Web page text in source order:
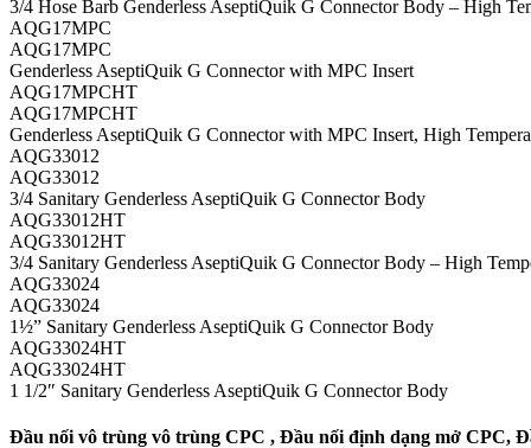
3/4 Hose Barb Genderless AseptiQuik G Connector Body – High
AQG17MPC
AQG17MPC
Genderless AseptiQuik G Connector with MPC Insert
AQG17MPCHT
AQG17MPCHT
Genderless AseptiQuik G Connector with MPC Insert, High
AQG33012
AQG33012
3/4 Sanitary Genderless AseptiQuik G Connector Body
AQG33012HT
AQG33012HT
3/4 Sanitary Genderless AseptiQuik G Connector Body – High
AQG33024
AQG33024
1½” Sanitary Genderless AseptiQuik G Connector Body
AQG33024HT
AQG33024HT
1 1/2″ Sanitary Genderless AseptiQuik G Connector Body
Đầu nối vô trùng vô trùng CPC , Đầu nối định dạng mở CPC,